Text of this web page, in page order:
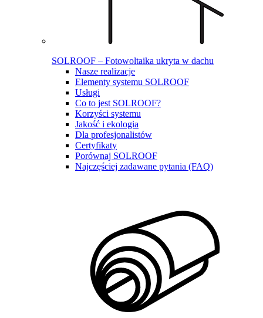
SOLROOF – Fotowoltaika ukryta w dachu
Nasze realizacje
Elementy systemu SOLROOF
Usługi
Co to jest SOLROOF?
Korzyści systemu
Jakość i ekologia
Dla profesjonalistów
Certyfikaty
Porównaj SOLROOF
Najczęściej zadawane pytania (FAQ)